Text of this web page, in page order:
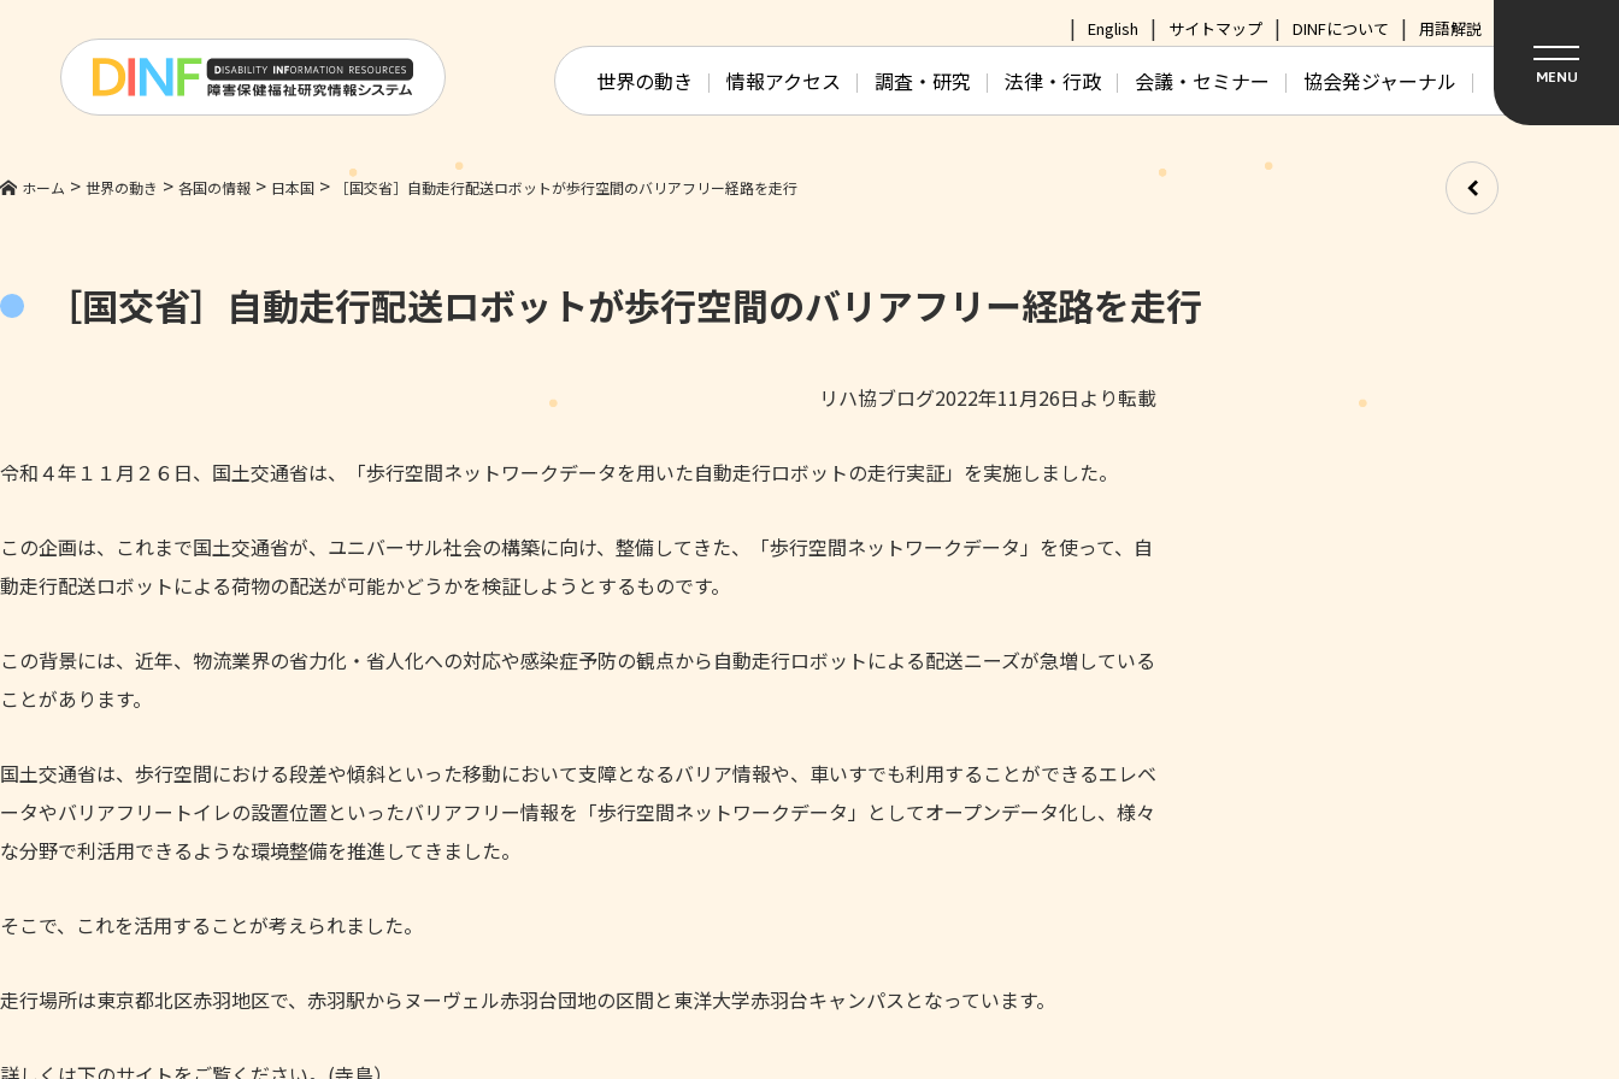
English サイトマップ DINFについて 用語解説
世界の動き 情報アクセス 調査・研究 法律・行政 会議・セミナー 協会発ジャーナル MENU
ホーム > 世界の動き > 各国の情報 > 日本国 > ［国交省］自動走行配送ロボットが歩行空間のバリアフリー経路を走行
［国交省］自動走行配送ロボットが歩行空間のバリアフリー経路を走行
リハ協ブログ2022年11月26日より転載
令和４年１１月２６日、国土交通省は、「歩行空間ネットワークデータを用いた自動走行ロボットの走行実証」を実施しました。
この企画は、これまで国土交通省が、ユニバーサル社会の構築に向け、整備してきた、「歩行空間ネットワークデータ」を使って、自
動走行配送ロボットによる荷物の配送が可能かどうかを検証しようとするものです。
この背景には、近年、物流業界の省力化・省人化への対応や感染症予防の観点から自動走行ロボットによる配送ニーズが急増している
ことがあります。
国土交通省は、歩行空間における段差や傾斜といった移動において支障となるバリア情報や、車いすでも利用することができるエレベ
ータやバリアフリートイレの設置位置といったバリアフリー情報を「歩行空間ネットワークデータ」としてオープンデータ化し、様々
な分野で利活用できるような環境整備を推進してきました。
そこで、これを活用することが考えられました。
走行場所は東京都北区赤羽地区で、赤羽駅からヌーヴェル赤羽台団地の区間と東洋大学赤羽台キャンパスとなっています。